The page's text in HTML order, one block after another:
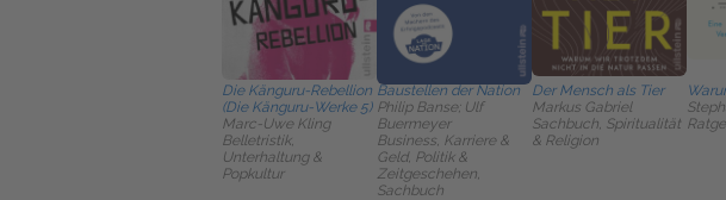
Die Känguru-Rebellion
(Die Känguru-Werke 5)
Marc-Uwe Kling
Belletristik,
Unterhaltung &
Popkultur
Baustellen der Nation
Philip Banse; Ulf
Buermeyer
Business, Karriere &
Geld, Politik &
Zeitgeschehen,
Sachbuch
Der Mensch als Tier
Markus Gabriel
Sachbuch, Spiritualität
& Religion